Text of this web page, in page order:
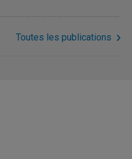
Toutes les publications